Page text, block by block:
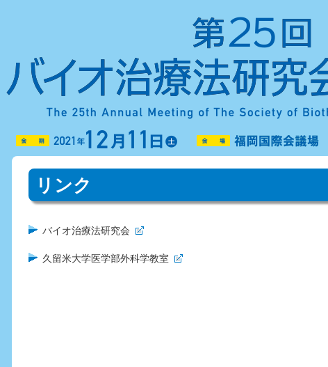
リンク
バイオ治療法研究会
久留米大学医学部外科学教室